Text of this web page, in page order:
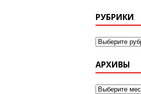
РУБРИКИ
АРХИВЫ